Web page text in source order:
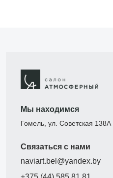
Мы находимся
Гомель, ул. Советская 138А
Связаться с нами
naviart.bel@yandex.by